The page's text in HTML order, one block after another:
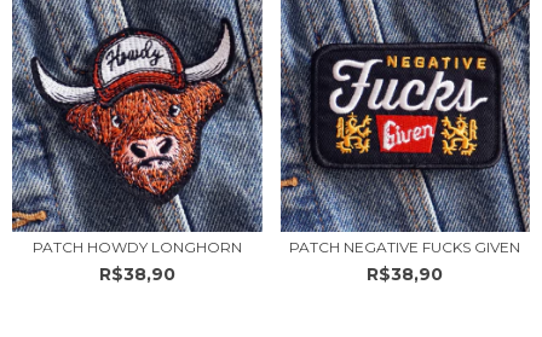
PATCH HOWDY LONGHORN
R$38,90
PATCH NEGATIVE FUCKS GIVEN
R$38,90